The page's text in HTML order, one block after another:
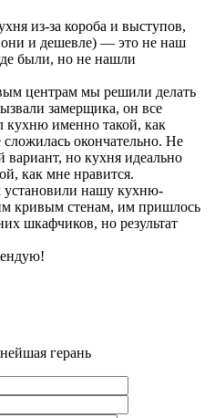
из-за короба и выступов,
они и дешевле) — это не наш
были, но не нашли
центрам мы решили делать
замерщика, он все
кухню именно такой, как
сложилась окончательно. Не
но кухня идеально
как мне нравится.
установили нашу кухню-
кривым стенам, им пришлось
шкафчиков, но результат
герань